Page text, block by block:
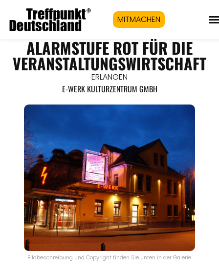
MITMACHEN
ALARMSTUFE ROT FÜR DIE
VERANSTALTUNGSWIRTSCHAFT
ERLANGEN
E-WERK KULTURZENTRUM GMBH
Bildbeschreibung und Copyright finden Sie unten in der Galerie.